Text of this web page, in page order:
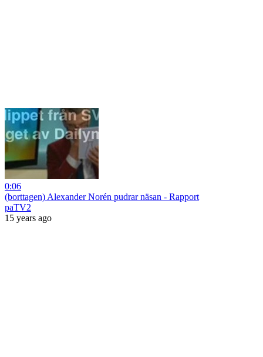
0:06
(borttagen) Alexander Norén pudrar näsan - Rapport
paTV2
15 years ago